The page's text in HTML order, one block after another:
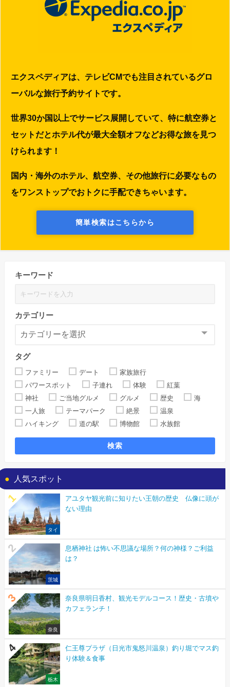
エクスペディアは、テレビCMでも注目されているグロ
ーバルな旅行予約サイトです。
世界30か国以上でサービス展開していて、特に航空券と
セットだとホテル代が最大全額オフなどお得な旅を見つ
けられます！
国内・海外のホテル、航空券、その他旅行に必要なもの
をワンストップでおトクに手配できちゃいます。
簡単検索はこちらから
キーワード
カテゴリー
タグ
ファミリー デート
家族旅行
パワースポット
子連れ 体験
紅葉
神社
ご当地グルメ グルメ 歴史
海
一人旅
テーマパーク 絶景
温泉
ハイキング
道の駅 博物館 水族館
検索
人気スポット
タイ
アユタヤ観光前に知りたい王朝の歴史 仏像に頭が
ない理由
茨城
息栖神社 は怖い不思議な場所？何の神様？ご利益
は？
奈良
奈良県明日香村、観光モデルコース！歴史・古墳や
カフェランチ！
栃木
仁王尊プラザ（日光市鬼怒川温泉）釣り堀でマス釣
り体験＆食事